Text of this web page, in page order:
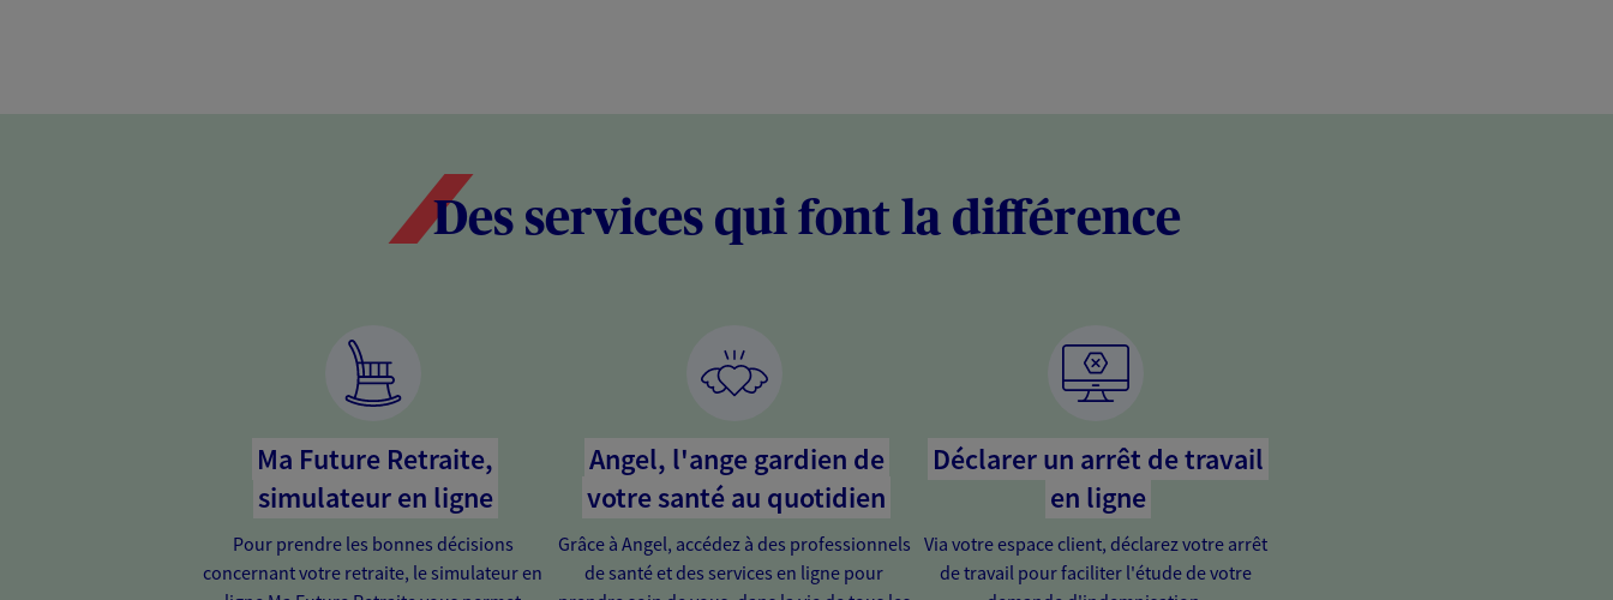
Des services qui font la différence
Ma Future Retraite,
simulateur en ligne
Pour prendre les bonnes décisions
concernant votre retraite, le simulateur en
Angel, l'ange gardien de
votre santé au quotidien
Grâce à Angel, accédez à des professionnels
de santé et des services en ligne pour
Déclarer un arrêt de travail
en ligne
Via votre espace client, déclarez votre arrêt
de travail pour faciliter l'étude de votre